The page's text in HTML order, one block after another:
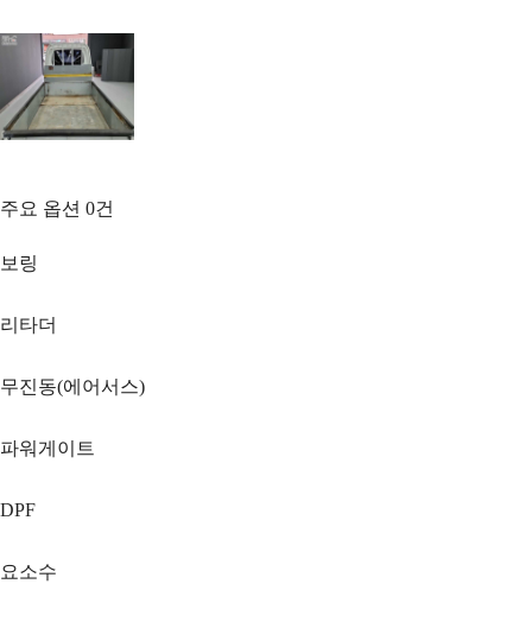
주요 옵션 0건
보링
리타더
무진동(에어서스)
파워게이트
DPF
요소수